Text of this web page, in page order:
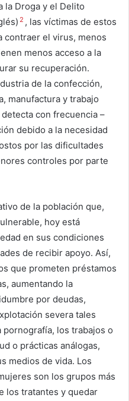
la Droga y el Delito
2 , las víctimas de estos
contraer el virus, menos
menos acceso a la
su recuperación.
de la confección,
manufactura y trabajo
con frecuencia –
debido a la necesidad
por las dificultades
controles por parte
de la población que,
hoy está
en sus condiciones
de recibir apoyo. Así,
que prometen préstamos
aumentando la
por deudas,
severa tales
los trabajos o
o prácticas análogas,
medios de vida. Los
son los grupos más
los tratantes y quedar